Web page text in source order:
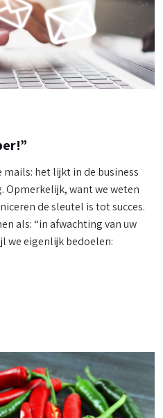
het lijkt in de business
Opmerkelijk, want we weten
de sleutel is tot succes.
als: “in afwachting van uw
we eigenlijk bedoelen: